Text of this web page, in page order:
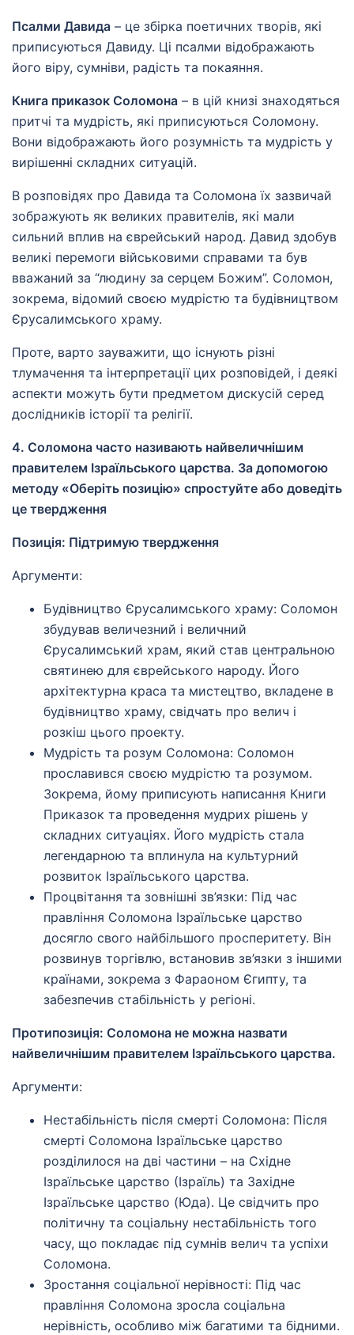
Псалми Давида – це збірка поетичних творів, які
приписуються Давиду. Ці псалми відображають
його віру, сумніви, радість та покаяння.
Книга приказок Соломона – в цій книзі знаходяться
притчі та мудрість, які приписуються Соломону.
Вони відображають його розумність та мудрість у
вирішенні складних ситуацій.
В розповідях про Давида та Соломона їх зазвичай
зображують як великих правителів, які мали
сильний вплив на єврейський народ. Давид здобув
великі перемоги військовими справами та був
вважаний за “людину за серцем Божим”. Соломон,
зокрема, відомий своєю мудрістю та будівництвом
Єрусалимського храму.
Проте, варто зауважити, що існують різні
тлумачення та інтерпретації цих розповідей, і деякі
аспекти можуть бути предметом дискусій серед
дослідників історії та релігії.
4. Соломона часто називають найвеличнішим
правителем Ізраїльського царства. За допомогою
методу «Оберіть позицію» спростуйте або доведіть
це твердження
Позиція: Підтримую твердження
Аргументи:
Будівництво Єрусалимського храму: Соломон
збудував величезний і величний
Єрусалимський храм, який став центральною
святинею для єврейського народу. Його
архітектурна краса та мистецтво, вкладене в
будівництво храму, свідчать про велич і
розкіш цього проекту.
Мудрість та розум Соломона: Соломон
прославився своєю мудрістю та розумом.
Зокрема, йому приписують написання Книги
Приказок та проведення мудрих рішень у
складних ситуаціях. Його мудрість стала
легендарною та вплинула на культурний
розвиток Ізраїльського царства.
Процвітання та зовнішні зв’язки: Під час
правління Соломона Ізраїльське царство
досягло свого найбільшого просперитету. Він
розвинув торгівлю, встановив зв’язки з іншими
країнами, зокрема з Фараоном Єгипту, та
забезпечив стабільність у регіоні.
Протипозиція: Соломона не можна назвати
найвеличнішим правителем Ізраїльського царства.
Аргументи:
Нестабільність після смерті Соломона: Після
смерті Соломона Ізраїльське царство
розділилося на дві частини – на Східне
Ізраїльське царство (Ізраїль) та Західне
Ізраїльське царство (Юда). Це свідчить про
політичну та соціальну нестабільність того
часу, що покладає під сумнів велич та успіхи
Соломона.
Зростання соціальної нерівності: Під час
правління Соломона зросла соціальна
нерівність, особливо між багатими та бідними.